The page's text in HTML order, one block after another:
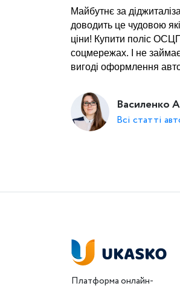
Майбутнє за
доводить це чудовою
ціни! Купити поліс
соцмережах. І не
вигоді оформлення
Василенко
Всі статті
Платформа онлайн-